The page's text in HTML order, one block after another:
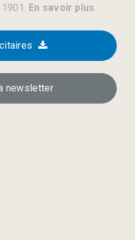
1901. En savoir plus
newsletter